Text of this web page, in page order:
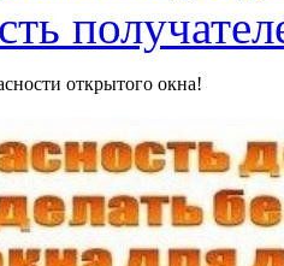
открытого окна!